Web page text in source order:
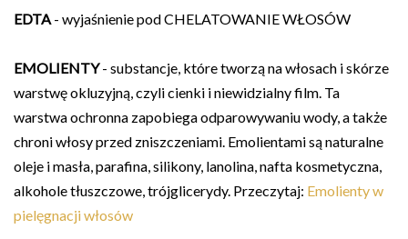
EDTA - wyjaśnienie pod CHELATOWANIE WŁOSÓW
EMOLIENTY- substancje, które tworzą na włosach i skórze
warstwę okluzyjną, czyli cienki i niewidzialny film. Ta
warstwa ochronna zapobiega odparowywaniu wody, a także
chroni włosy przed zniszczeniami. Emolientami są naturalne
oleje i masła, parafina, silikony, lanolina, nafta kosmetyczna,
alkohole tłuszczowe, trójglicerydy. Przeczytaj: Emolienty w
pielęgnacji włosów